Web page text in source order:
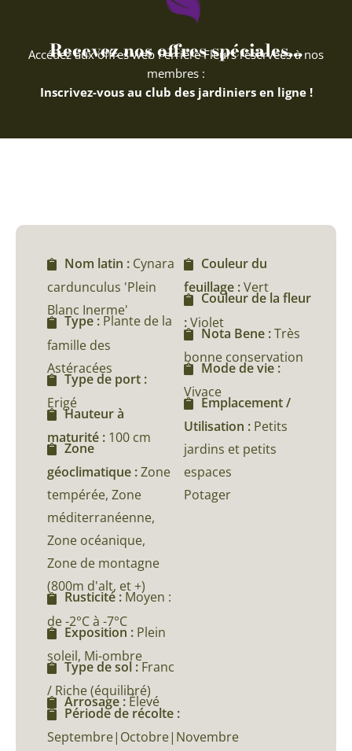
Recevez nos offres spéciales...
Accédez aux offres web Ferriere Fleurs réservées à nos
membres :
Inscrivez-vous au club des jardiniers en ligne !
Nom latin : Cynara
cardunculus 'Plein
Blanc Inerme'
Type : Plante de la
famille des
Astéracées
Type de port :
Erigé
Hauteur à
maturité : 100 cm
Zone
géoclimatique :Zone
tempérée, Zone
méditerranéenne,
Zone océanique,
Zone de montagne
(800m d'alt, et +)
Rusticité : Moyen :
de -2°C à -7°C
Exposition : Plein
soleil, Mi-ombre
Type de sol : Franc
/ Riche (équilibré)
Arrosage : Élevé
Période de récolte :
Septembre|Octobre|Novembre
Couleur du
feuillage :Vert
Couleur de la fleur
:Violet
Nota Bene :Très
bonne conservation
Mode de vie :
Vivace
Emplacement /
Utilisation : Petits
jardins et petits
espaces
Potager